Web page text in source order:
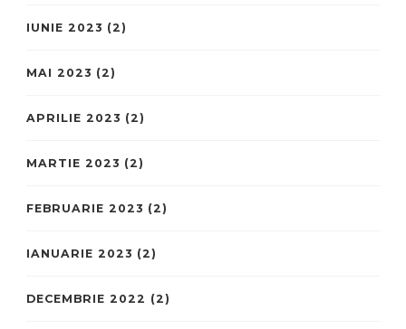
IUNIE 2023 (2)
MAI 2023 (2)
APRILIE 2023 (2)
MARTIE 2023 (2)
FEBRUARIE 2023 (2)
IANUARIE 2023 (2)
DECEMBRIE 2022 (2)